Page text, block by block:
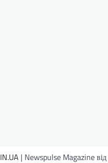
| Newspulse Magazine від